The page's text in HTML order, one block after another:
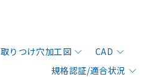
取りつけ穴加工図
CAD
規格認証/適合状況